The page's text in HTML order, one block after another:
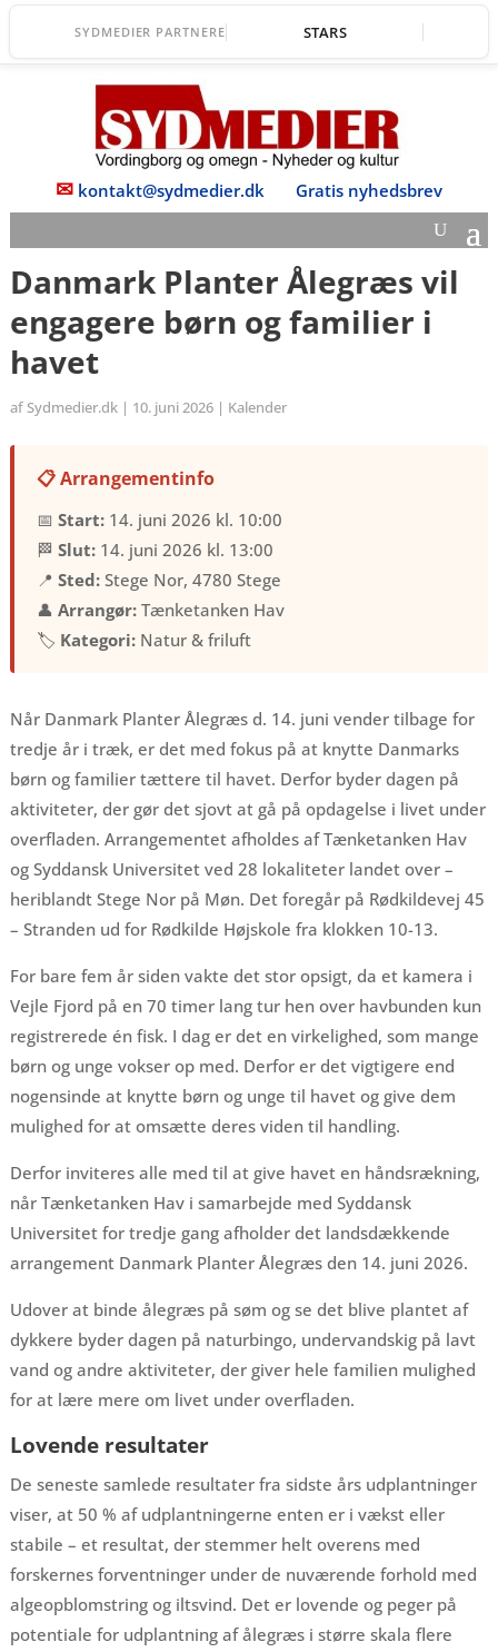
SYDMEDIER PARTNERE STARS
✉ kontakt@sydmedier.dk Gratis nyhedsbrev
Danmark Planter Ålegræs vil
engagere børn og familier i
havet
af Sydmedier.dk| 10. juni 2026| Kalender
📋 Arrangementinfo
📅 Start:14. juni 2026 kl. 10:00
🏁 Slut:14. juni 2026 kl. 13:00
📍 Sted:Stege Nor, 4780 Stege
👤 Arrangør:Tænketanken Hav
🏷️ Kategori:Natur & friluft
Når Danmark Planter Ålegræs d. 14. juni vender tilbage for
tredje år i træk, er det med fokus på at knytte Danmarks
børn og familier tættere til havet. Derfor byder dagen på
aktiviteter, der gør det sjovt at gå på opdagelse i livet under
overfladen. Arrangementet afholdes af Tænketanken Hav
og Syddansk Universitet ved 28 lokaliteter landet over –
heriblandt Stege Nor på Møn. Det foregår på Rødkildevej 45
– Stranden ud for Rødkilde Højskole fra klokken 10-13.
For bare fem år siden vakte det stor opsigt, da et kamera i
Vejle Fjord på en 70 timer lang tur hen over havbunden kun
registrerede én fisk. I dag er det en virkelighed, som mange
børn og unge vokser op med. Derfor er det vigtigere end
nogensinde at knytte børn og unge til havet og give dem
mulighed for at omsætte deres viden til handling.
Derfor inviteres alle med til at give havet en håndsrækning,
når Tænketanken Hav i samarbejde med Syddansk
Universitet for tredje gang afholder det landsdækkende
arrangement Danmark Planter Ålegræs den 14. juni 2026.
Udover at binde ålegræs på søm og se det blive plantet af
dykkere byder dagen på naturbingo, undervandskig på lavt
vand og andre aktiviteter, der giver hele familien mulighed
for at lære mere om livet under overfladen.
Lovende resultater
De seneste samlede resultater fra sidste års udplantninger
viser, at 50 % af udplantningerne enten er i vækst eller
stabile – et resultat, der stemmer helt overens med
forskernes forventninger under de nuværende forhold med
algeopblomstring og iltsvind. Det er lovende og peger på
potentiale for udplantning af ålegræs i større skala flere